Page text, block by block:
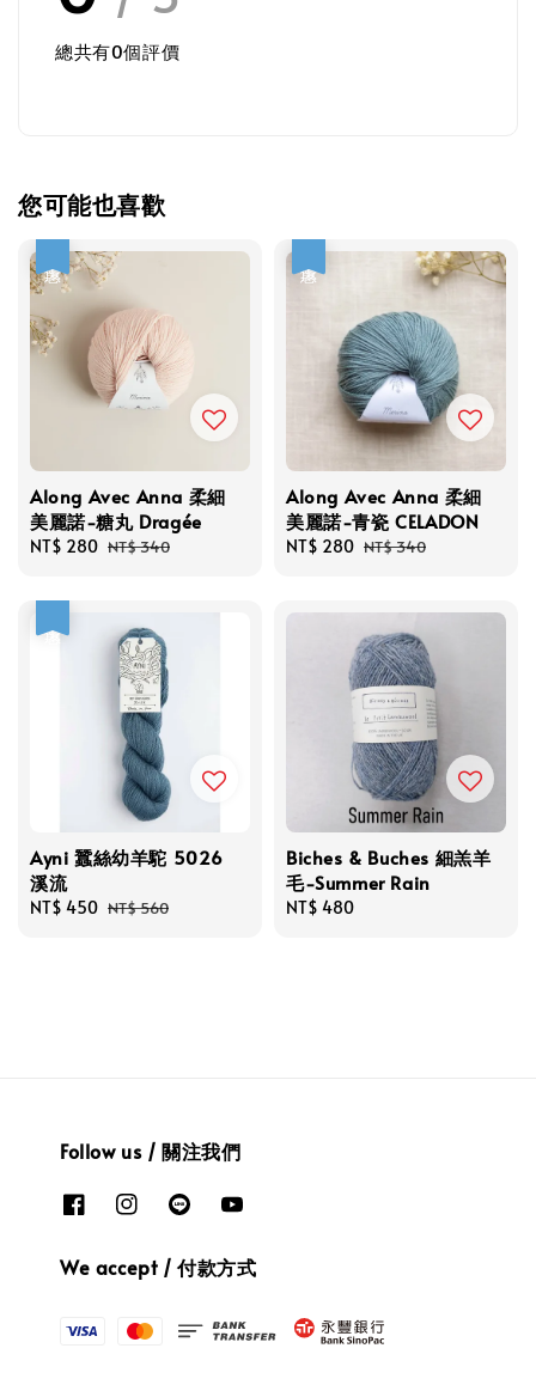
總共有0個評價
您可能也喜歡
Along Avec Anna 柔細
美麗諾-糖丸 Dragée
Sale
NT$ 280 Regular
NT$ 340
Along Avec Anna 柔細
美麗諾-青瓷 CELADON
Sale
NT$ 280 Regular
NT$ 340
Ayni 蠶絲幼羊駝 5026
溪流
Sale
NT$ 450 Regular
NT$ 560
Biches & Buches 細羔羊
毛-Summer Rain
Regular
NT$ 480
Follow us / 關注我們
We accept / 付款方式